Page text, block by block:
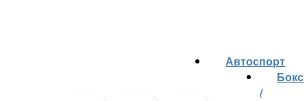
Автоспорт
Бокс
/